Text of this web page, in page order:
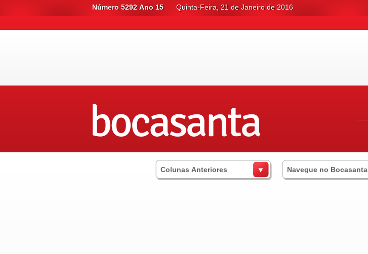
Número 5292 Ano 15 Quinta-Feira, 21 de Janeiro de 2016
Colunas Anteriores Navegue no Bocasanta